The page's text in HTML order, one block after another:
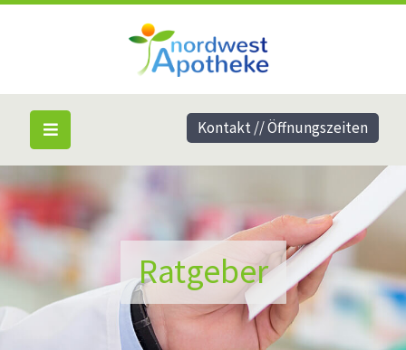
Ratgeber
Kontakt // Öffnungszeiten